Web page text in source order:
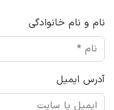
نام و نام خانوادگی
آدرس ایمیل